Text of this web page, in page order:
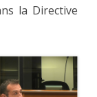
la Directive